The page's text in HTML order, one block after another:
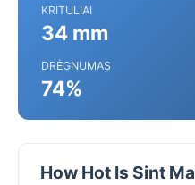
KRITULIAI
34 mm
DRĖGNUMAS
74%
How Hot Is Sint